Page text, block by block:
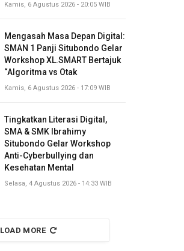
Kamis, 6 Agustus 2026 - 20:05 WIB
Mengasah Masa Depan Digital:
SMAN 1 Panji Situbondo Gelar
Workshop XL.SMART Bertajuk
“Algoritma vs Otak
Kamis, 6 Agustus 2026 - 17:09 WIB
Tingkatkan Literasi Digital,
SMA & SMK Ibrahimy
Situbondo Gelar Workshop
Anti-Cyberbullying dan
Kesehatan Mental
Selasa, 4 Agustus 2026 - 14:33 WIB
LOAD MORE